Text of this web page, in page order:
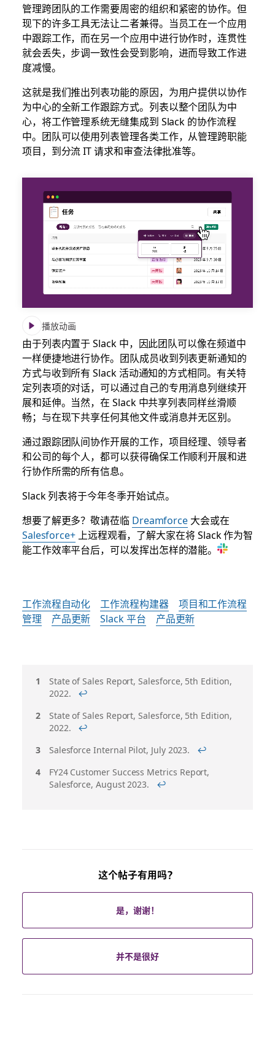
管理跨团队的工作需要周密的组织和紧密的协作。但
现下的许多工具无法让二者兼得。当员工在一个应用
中跟踪工作，而在另一个应用中进行协作时，连贯性
就会丢失，步调一致性会受到影响，进而导致工作进
度减慢。
这就是我们推出列表功能的原因，为用户提供以协作
为中心的全新工作跟踪方式。列表以整个团队为中
心，将工作管理系统无缝集成到 Slack 的协作流程
中。团队可以使用列表管理各类工作，从管理跨职能
项目，到分流 IT 请求和审查法律批准等。
播放动画
由于列表内置于 Slack 中，因此团队可以像在频道中
一样便捷地进行协作。团队成员收到列表更新通知的
方式与收到所有 Slack 活动通知的方式相同。有关特
定列表项的对话，可以通过自己的专用消息列继续开
展和延伸。当然，在 Slack 中共享列表同样丝滑顺
畅；与在现下共享任何其他文件或消息并无区别。
通过跟踪团队间协作开展的工作，项目经理、领导者
和公司的每个人，都可以获得确保工作顺利开展和进
行协作所需的所有信息。
Slack 列表将于今年冬季开始试点。
想要了解更多？敬请莅临 Dreamforce 大会或在
Salesforce+上远程观看，了解大家在将 Slack 作为智
能工作效率平台后，可以发挥出怎样的潜能。
工作流程自动化 工作流程构建器
项目和工作流程
管理
产品更新 Slack 平台 产品更新
脚
State of Sales Report, Salesforce, 5th Edition,
2022.
↩
State of Sales Report, Salesforce, 5th Edition,
2022.
↩
Salesforce Internal Pilot, July 2023.
↩
FY24 Customer Success Metrics Report,
Salesforce, August 2023.
↩
这个帖子有用吗？
是，谢谢！
并不是很好